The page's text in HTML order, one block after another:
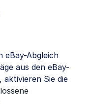
eBay-Abgleich
aus den eBay-
Sie die